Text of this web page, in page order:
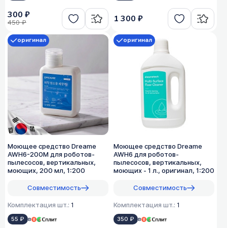
300 ₽
450 ₽ 1 300 ₽
Моющее средство Dreame
AWH6-200M для роботов-
пылесосов, вертикальных,
моющих, 200 мл, 1:200
Совместимость
Комплектация шт.: 1
55 ₽ в
оригинал
Моющее средство Dreame
AWH6 для роботов-
пылесосов, вертикальных,
моющих - 1 л., оригинал, 1:200
Совместимость
Комплектация шт.: 1
350 ₽ в
оригинал